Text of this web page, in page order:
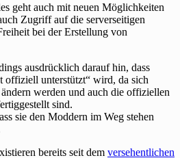
geht auch mit neuen Möglichkeiten
Zugriff auf die serverseitigen
bei der Erstellung von
ausdrücklich darauf hin, dass
offiziell unterstützt“ wird, da sich
werden und auch die offiziellen
sind.
sie den Moddern im Weg stehen
bereits seit dem versehentlichen